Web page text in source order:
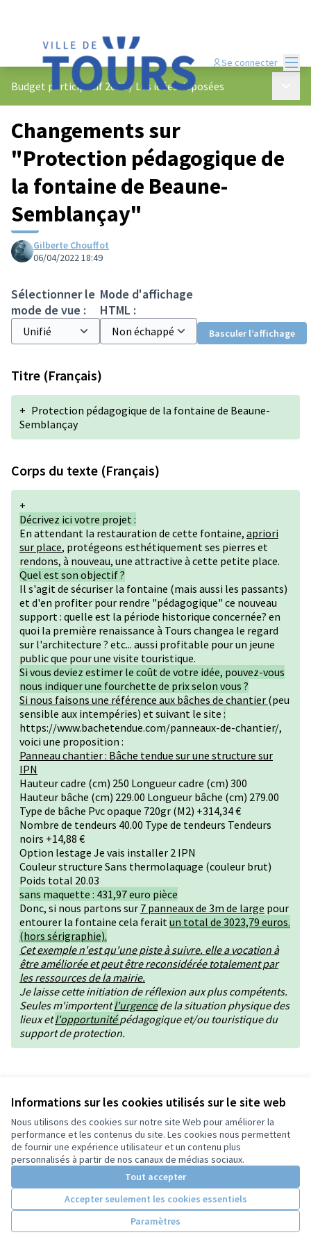
Informations sur les cookies utilisés sur le site web
Nous utilisons des cookies sur notre site Web pour améliorer la
performance et les contenus du site. Les cookies nous permettent
de fournir une expérience utilisateur et un contenu plus
personnalisés à partir de nos canaux de médias sociaux.
Tout accepter
Accepter seulement les cookies essentiels
Paramètres
Se connecter
Budget participatif 2022/ Les idées déposées
Changements sur
"Protection pédagogique de
la fontaine de Beaune-
Semblançay"
Gilberte Chouffot
06/04/2022 18:49
Sélectionner le
mode de vue :
Mode d'affichage
HTML :
Basculer l’affichage
Titre (Français)
+ Protection pédagogique de la fontaine de Beaune-
Semblançay
Corps du texte (Français)
+
Décrivez ici votre projet :
En attendant la restauration de cette fontaine, apriori
sur place, protégeons esthétiquement ses pierres et
rendons, à nouveau, une attractive à cette petite place.
Quel est son objectif ?
Il s'agit de sécuriser la fontaine (mais aussi les passants)
et d'en profiter pour rendre "pédagogique" ce nouveau
support : quelle est la période historique concernée? en
quoi la première renaissance à Tours changea le regard
sur l'architecture ? etc... aussi profitable pour un jeune
public que pour une visite touristique.
Si vous deviez estimer le coût de votre idée, pouvez-vous
nous indiquer une fourchette de prix selon vous ?
Si nous faisons une référence aux bâches de chantier (peu
sensible aux intempéries) et suivant le site :
https://www.bachetendue.com/panneaux-de-chantier/,
voici une proposition :
Panneau chantier : Bâche tendue sur une structure sur
IPN
Hauteur cadre (cm) 250 Longueur cadre (cm) 300
Hauteur bâche (cm) 229.00 Longueur bâche (cm) 279.00
Type de bâche Pvc opaque 720gr (M2) +314,34 €
Nombre de tendeurs 40.00 Type de tendeurs Tendeurs
noirs +14,88 €
Option lestage Je vais installer 2 IPN
Couleur structure Sans thermolaquage (couleur brut)
Poids total 20.03
sans maquette : 431,97 euro pièce
Donc, si nous partons sur 7 panneaux de 3m de large pour
entourer la fontaine cela feraitun total de 3023,79 euros.
(hors sérigraphie).
Cet exemple n'est qu'une piste à suivre. elle a vocation à
être améliorée et peut être reconsidérée totalement par
les ressources de la mairie.
Je laisse cette initiation de réflexion aux plus compétents.
Seules m'importentl'urgencede la situation physique des
lieux etl'opportunitépédagogique et/ou touristique du
support de protection.
Version 1 de 1
Conditions d'utilisation
Paramètres des cookies
Site réalisé grâce aulogiciel libre Decidim .
Licence
(Lien